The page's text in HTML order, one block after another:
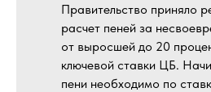
Правительство приняло
расчет пеней за
от выросшей до 20
ключевой ставки ЦБ.
пени необходимо по